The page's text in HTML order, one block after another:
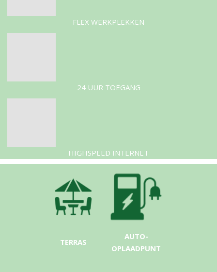
FLEX WERKPLEKKEN
24 UUR TOEGANG
HIGHSPEED INTERNET
TERRAS
AUTO-
OPLAADPUNT